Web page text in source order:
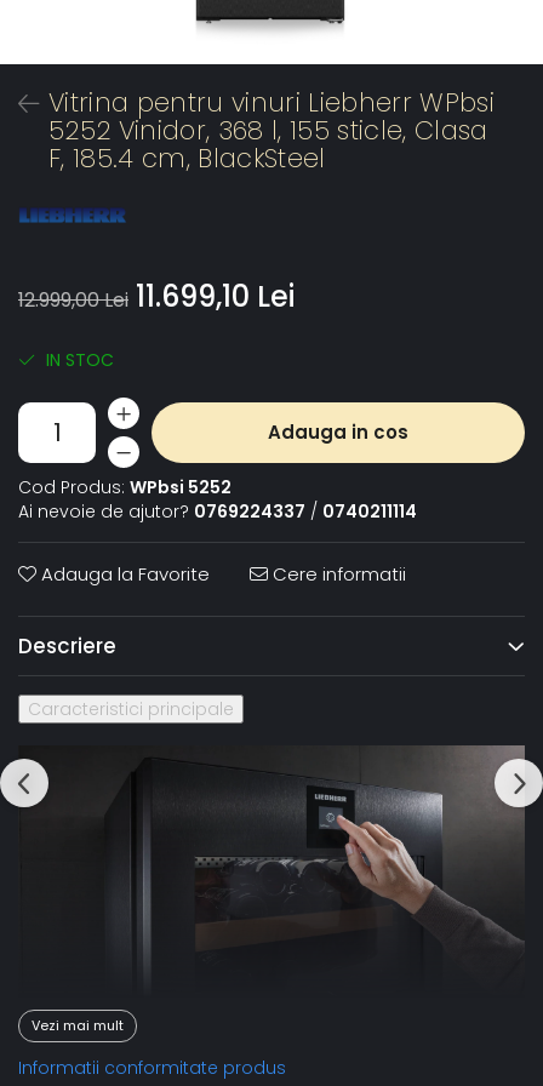
Vitrina pentru vinuri Liebherr WPbsi
5252 Vinidor, 368 l, 155 sticle, Clasa
F, 185.4 cm, BlackSteel
12.999,00 Lei 11.699,10 Lei
IN STOC
Adauga in cos
Cod Produs: WPbsi 5252
Ai nevoie de ajutor? 0769224337 / 0740211114
Adauga la Favorite Cere informatii
Descriere
Caracteristici principale
Vezi mai mult
Informatii conformitate produs